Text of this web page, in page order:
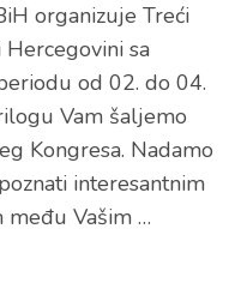
organizuje Treći
sa
od 02. do 04.
Vam šaljemo
Kongresa. Nadamo
interesantnim
među Vašim …